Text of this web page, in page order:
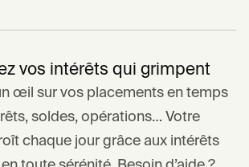
vos intérêts qui grimpent
œil sur vos placements en temps
soldes, opérations… Votre
chaque jour grâce aux intérêts